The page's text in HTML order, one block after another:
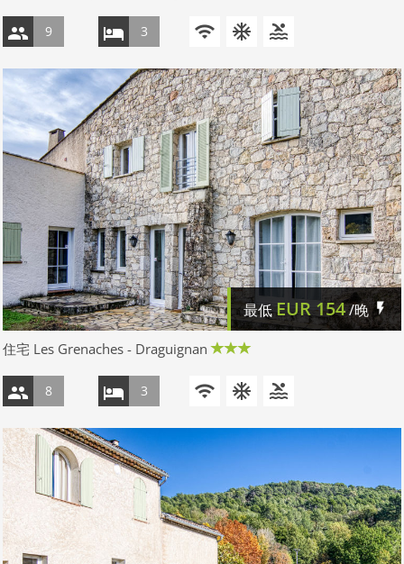
9 3
最低EUR154/晚
住宅 Les Grenaches - Draguignan
8 3